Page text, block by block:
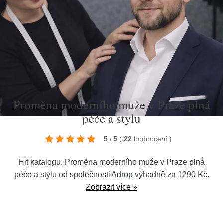
Proměna moderního muže v Praze plná
péče a stylu
5 / 5 ( 22 hodnocení )
Hit katalogu: Proměna moderního muže v Praze plná
péče a stylu od společnosti Adropvýhodně za 1290 Kč.
Zobrazit více »